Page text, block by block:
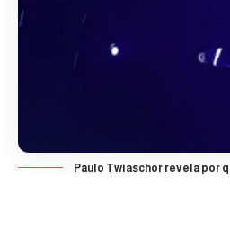
Paulo Twiaschor revela por